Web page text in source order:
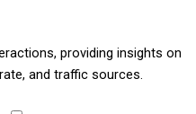
providing insights on
and traffic sources.